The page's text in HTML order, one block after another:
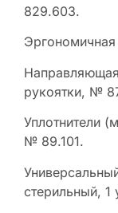
829.603.
рукоятки, №
Уплотнители
№ 89.101.
стерильный,